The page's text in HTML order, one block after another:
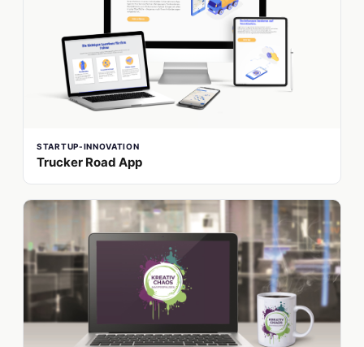
STARTUP-INNOVATION
Trucker Road App